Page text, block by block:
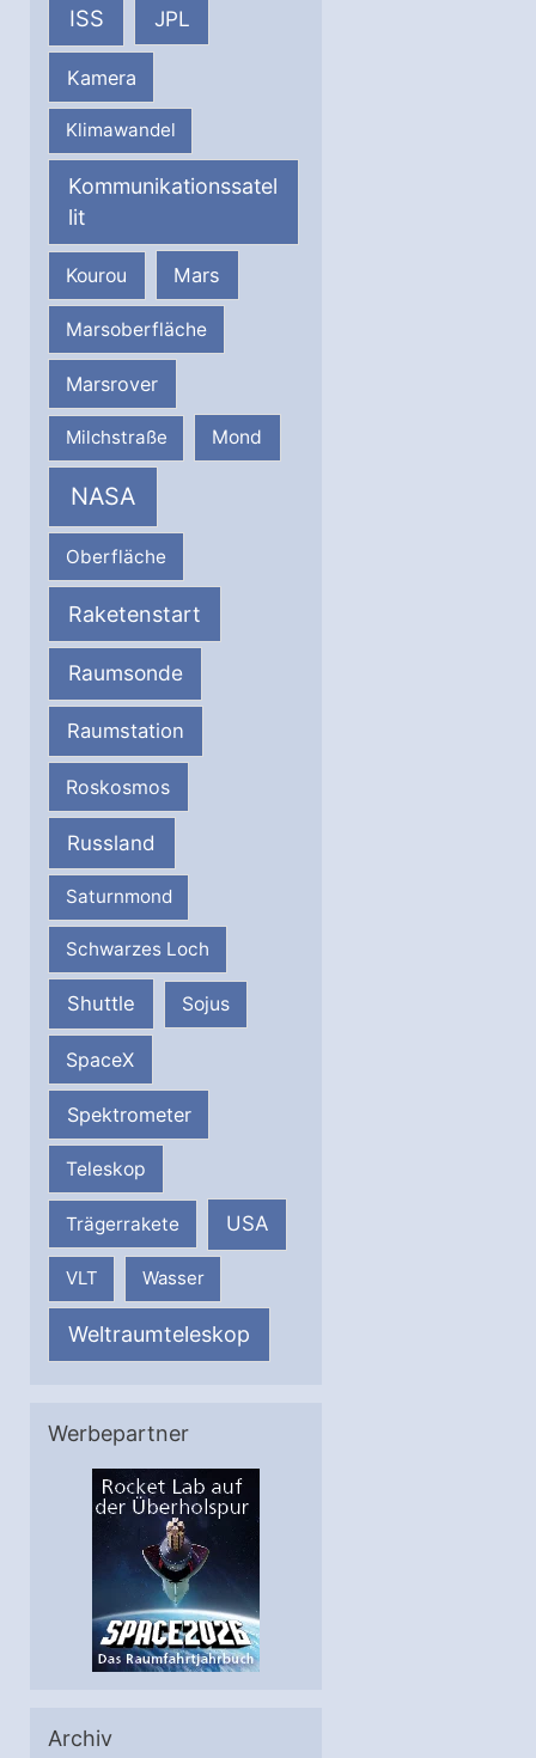
ISS JPL
Kamera
Klimawandel
Kommunikationssatel
lit
Kourou Mars
Marsoberfläche
Marsrover
Milchstraße Mond
NASA
Oberfläche
Raketenstart
Raumsonde
Raumstation
Roskosmos
Russland
Saturnmond
Schwarzes Loch
Shuttle Sojus
SpaceX
Spektrometer
Teleskop
Trägerrakete USA
VLT Wasser
Weltraumteleskop
Werbepartner
Archiv